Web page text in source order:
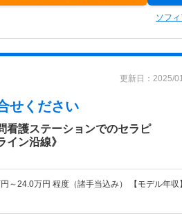
ソフ
更新日：2025/
せください
看護ステーションでのセラピ
イン沿線》
～24.0万円 程度（諸手当込み） 【モデル年収】